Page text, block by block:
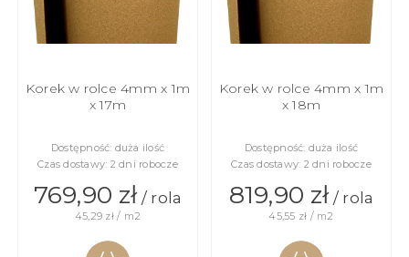
Korek w rolce 4mm x 1m
x 17m
Dostępność: duża ilość
Czas dostawy: 2 dni robocze
769,90 zł/ rola
45,29 zł / m2
Korek w rolce 4mm x 1m
x 18m
Dostępność: duża ilość
Czas dostawy: 2 dni robocze
819,90 zł/ rola
45,55 zł / m2